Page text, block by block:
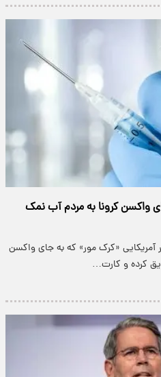
واکسن کرونا به مردم آب نمک
آمریکایی «کرک مور» که به جای واکسن
کرده و کارت…